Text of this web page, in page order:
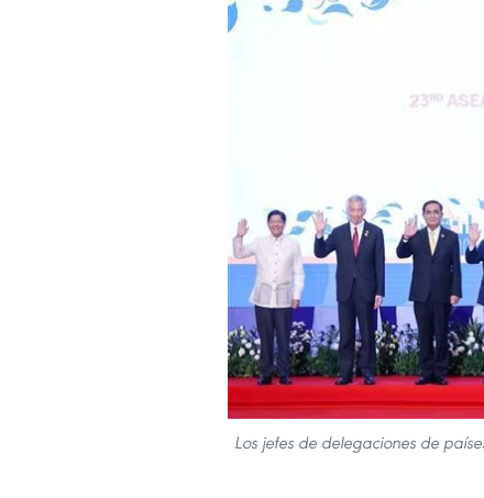
Los jefes de delegaciones de